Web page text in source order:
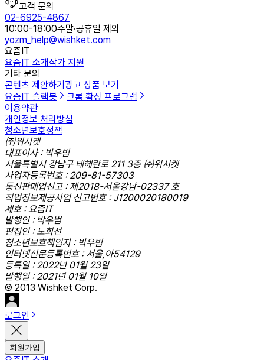
고객 문의
02-6925-4867
10:00-18:00주말·공휴일 제외
yozm_help@wishket.com
요즘IT
요즘IT 소개작가 지원
기타 문의
콘텐츠 제안하기 광고 상품 보기
요즘IT 슬랙봇
크롬 확장 프로그램
이용약관
개인정보 처리방침
청소년보호정책
㈜위시켓
대표이사 : 박우범
서울특별시 강남구 테헤란로 211 3층 ㈜위시켓
사업자등록번호 : 209-81-57303
통신판매업신고 : 제2018-서울강남-02337 호
직업정보제공사업 신고번호 : J1200020180019
제호 : 요즘IT
발행인 : 박우범
편집인 : 노희선
청소년보호책임자 : 박우범
인터넷신문등록번호 : 서울,아54129
등록일 : 2022년 01월 23일
발행일 : 2021년 01월 10일
© 2013 Wishket Corp.
로그인
회원가입